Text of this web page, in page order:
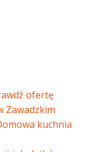
ofertę
Zawadzkim
kuchnia